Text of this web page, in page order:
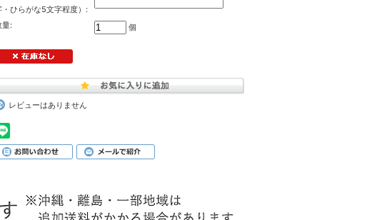
・ひらがな5文字程度）:
量:
個
レビューはありません